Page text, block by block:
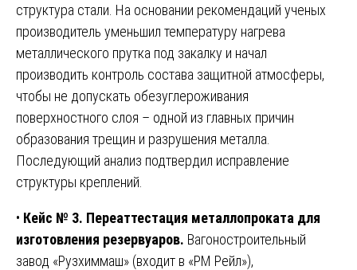
структура стали. На основании рекомендаций ученых
производитель уменьшил температуру нагрева
металлического прутка под закалку и начал
производить контроль состава защитной атмосферы,
чтобы не допускать обезуглероживания
поверхностного слоя – одной из главных причин
образования трещин и разрушения металла.
Последующий анализ подтвердил исправление
структуры креплений.
• Кейс № 3. Переаттестация металлопроката для
изготовления резервуаров. Вагоностроительный
завод «Рузхиммаш» (входит в «РМ Рейл»),